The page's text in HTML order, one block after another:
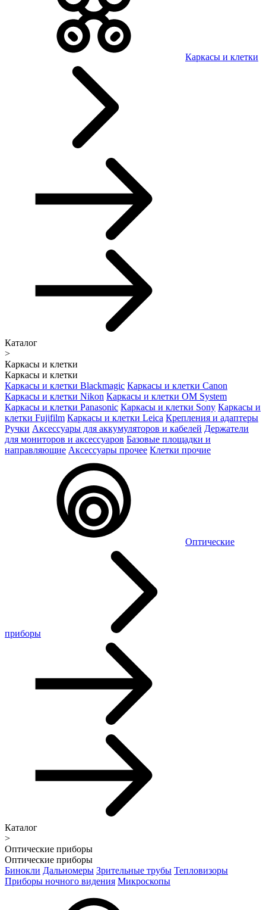
Каркасы и клетки
Каталог
>
Каркасы и клетки
Каркасы и клетки
Каркасы и клетки Blackmagic Каркасы и клетки Canon
Каркасы и клетки Nikon Каркасы и клетки OM System
Каркасы и клетки Panasonic Каркасы и клетки Sony Каркасы и
клетки Fujifilm Каркасы и клетки Leica Крепления и адаптеры
Ручки Аксессуары для аккумуляторов и кабелей Держатели
для мониторов и аксессуаров Базовые площадки и
направляющие Аксессуары прочее Клетки прочие
Оптические
приборы
Каталог
>
Оптические приборы
Оптические приборы
Бинокли Дальномеры Зрительные трубы Тепловизоры
Приборы ночного видения Микроскопы